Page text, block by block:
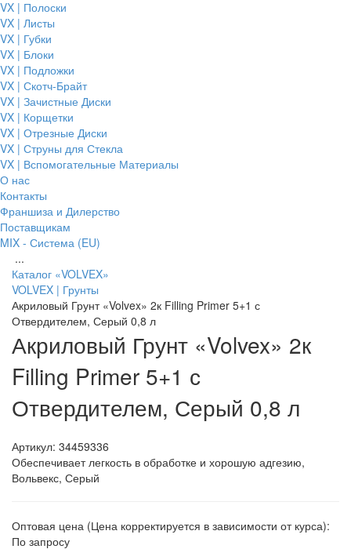
VX | Полоски
VX | Листы
VX | Губки
VX | Блоки
VX | Подложки
VX | Скотч-Брайт
VX | Зачистные Диски
VX | Корщетки
VX | Отрезные Диски
VX | Струны для Стекла
VX | Вспомогательные Материалы
О нас
Контакты
Франшиза и Дилерство
Поставщикам
MIX - Система (EU)
...
Каталог «VOLVEX»
VOLVEX | Грунты
Акриловый Грунт «Volvex» 2к Filling Primer 5+1 с
Отвердителем, Серый 0,8 л
Акриловый Грунт «Volvex» 2к
Filling Primer 5+1 с
Отвердителем, Серый 0,8 л
Артикул: 34459336
Обеспечивает легкость в обработке и хорошую адгезию,
Вольвекс, Серый
Оптовая цена (Цена корректируется в зависимости от курса):
По запросу